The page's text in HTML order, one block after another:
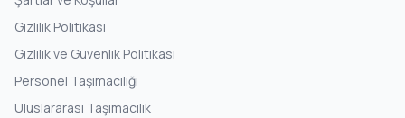
Gizlilik Politikası
Gizlilik ve Güvenlik Politikası
Personel Taşımacılığı
Uluslararası Taşımacılık